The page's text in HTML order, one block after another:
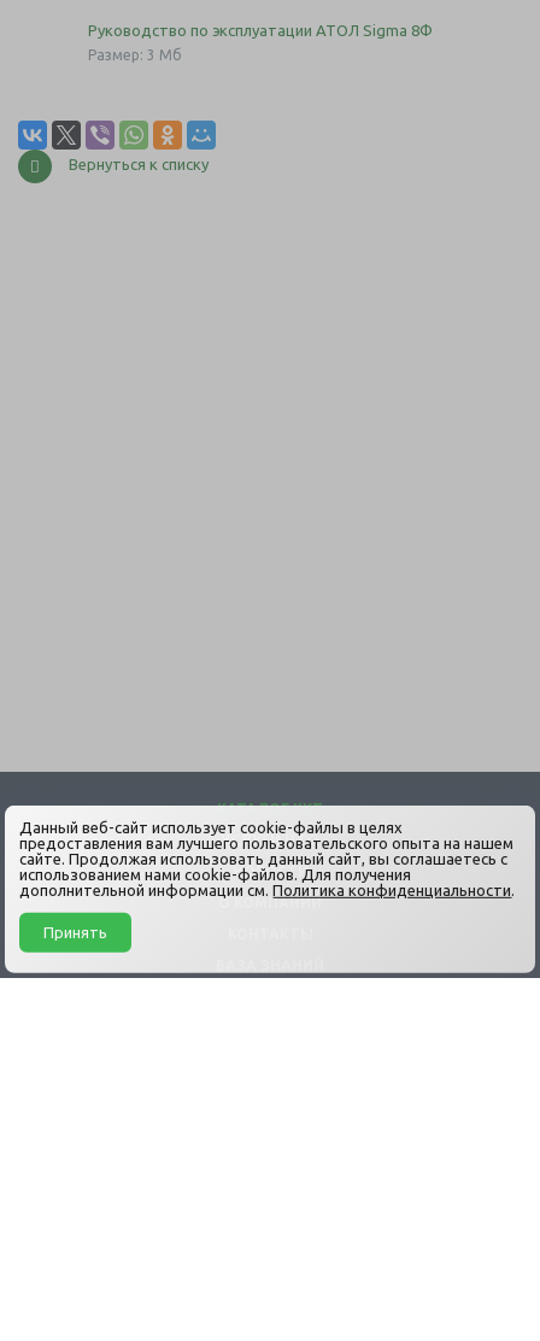
Руководство по эксплуатации АТОЛ Sigma 8Ф
Размер: 3 Мб
Вернуться к списку
КАТАЛОГ ККТ
УСЛУГИ ЦТО
НОВОСТИ
О КОМПАНИИ
Данный веб-сайт использует cookie-файлы в целях
предоставления вам лучшего пользовательского опыта на нашем
сайте. Продолжая использовать данный сайт, вы соглашаетесь с
использованием нами cookie-файлов. Для получения
дополнительной информации см.Политика конфиденциальности.
Принять